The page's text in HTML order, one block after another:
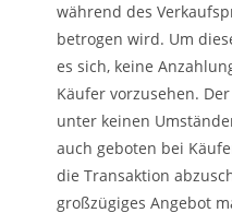
während des
betrogen wird. Um
es sich, keine
Käufer vorzusehen.
unter keinen
auch geboten bei
die Transaktion
großzügiges Angebot